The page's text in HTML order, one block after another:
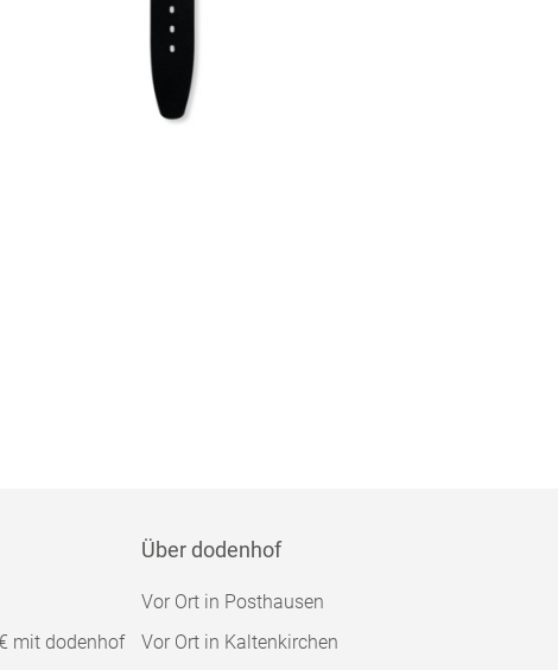
mit dodenhof
Über dodenhof
Vor Ort in Posthausen
Vor Ort in Kaltenkirchen